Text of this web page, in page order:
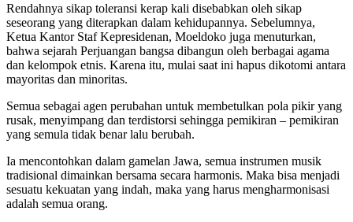
Rendahnya sikap toleransi kerap kali disebabkan oleh sikap
seseorang yang diterapkan dalam kehidupannya. Sebelumnya,
Ketua Kantor Staf Kepresidenan, Moeldoko juga menuturkan,
bahwa sejarah Perjuangan bangsa dibangun oleh berbagai agama
dan kelompok etnis. Karena itu, mulai saat ini hapus dikotomi antara
mayoritas dan minoritas.
Semua sebagai agen perubahan untuk membetulkan pola pikir yang
rusak, menyimpang dan terdistorsi sehingga pemikiran – pemikiran
yang semula tidak benar lalu berubah.
Ia mencontohkan dalam gamelan Jawa, semua instrumen musik
tradisional dimainkan bersama secara harmonis. Maka bisa menjadi
sesuatu kekuatan yang indah, maka yang harus mengharmonisasi
adalah semua orang.